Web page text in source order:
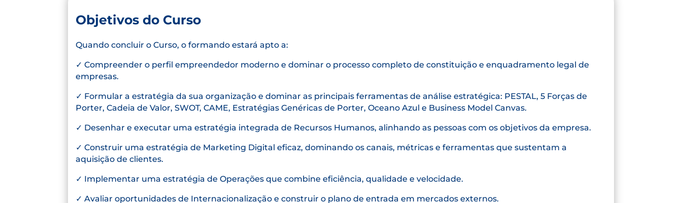
Objetivos do Curso
Quando concluir o Curso, o formando estará apto a:
✓ Compreender o perfil empreendedor moderno e dominar o processo completo de constituição e enquadramento legal de
empresas.
✓ Formular a estratégia da sua organização e dominar as principais ferramentas de análise estratégica: PESTAL, 5 Forças de
Porter, Cadeia de Valor, SWOT, CAME, Estratégias Genéricas de Porter, Oceano Azul e Business Model Canvas.
✓ Desenhar e executar uma estratégia integrada de Recursos Humanos, alinhando as pessoas com os objetivos da empresa.
✓ Construir uma estratégia de Marketing Digital eficaz, dominando os canais, métricas e ferramentas que sustentam a
aquisição de clientes.
✓ Implementar uma estratégia de Operações que combine eficiência, qualidade e velocidade.
✓ Avaliar oportunidades de Internacionalização e construir o plano de entrada em mercados externos.